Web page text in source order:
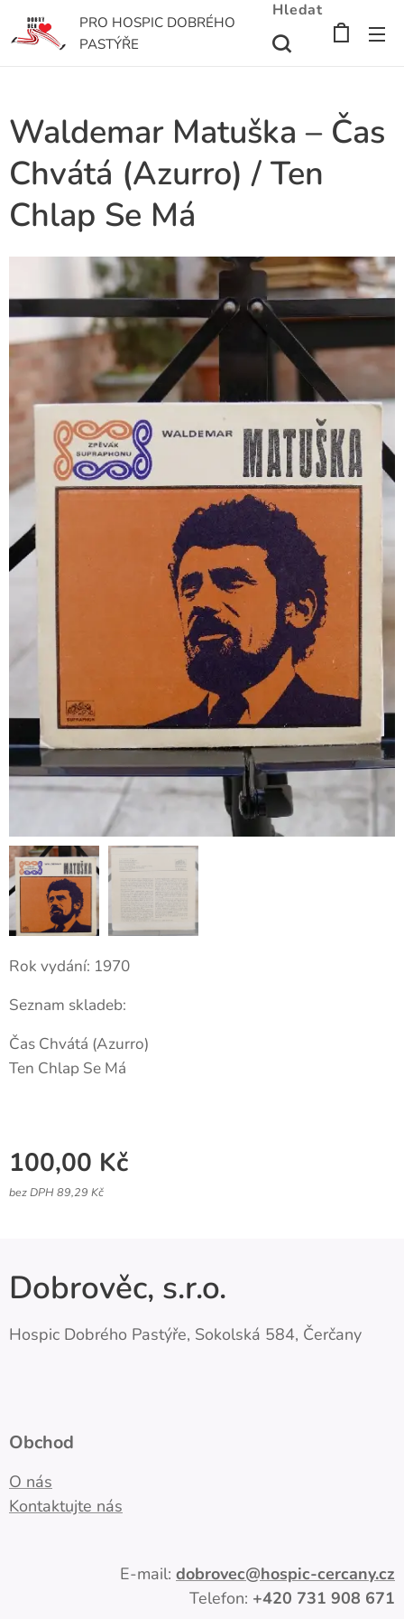
PRO HOSPIC DOBRÉHO
PASTÝŘE
Hledat
Waldemar Matuška – Čas
Chvátá (Azurro) / Ten
Chlap Se Má
Rok vydání: 1970
Seznam skladeb:
Čas Chvátá (Azurro)
Ten Chlap Se Má
100,00 Kč
bez DPH 89,29 Kč
Dobrověc, s.r.o.
Hospic Dobrého Pastýře, Sokolská 584, Čerčany
Obchod
O nás
Kontaktujte nás
E-mail: dobrovec@hospic-cercany.cz
Telefon: +420 731 908 671